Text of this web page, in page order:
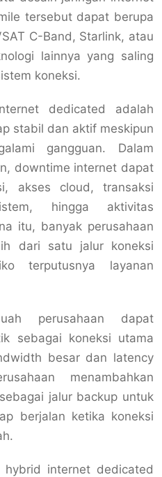
tersebut dapat berupa
C-Band, Starlink, atau
lainnya yang saling
koneksi.
dedicated adalah
stabil dan aktif meskipun
gangguan. Dalam
downtime internet dapat
akses cloud, transaksi
hingga aktivitas
itu, banyak perusahaan
dari satu jalur koneksi
terputusnya layanan
perusahaan dapat
sebagai koneksi utama
besar dan latency
menambahkan
jalur backup untuk
berjalan ketika koneksi
hybrid internet dedicated